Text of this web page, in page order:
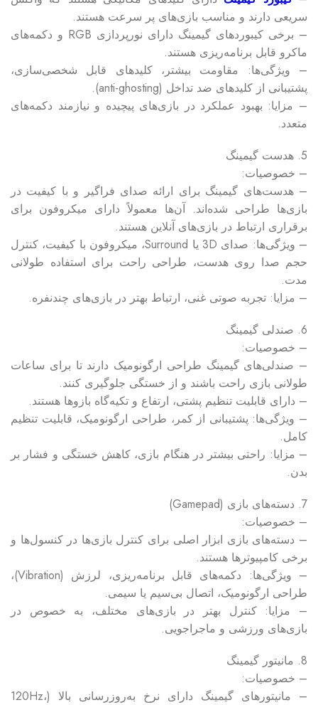
سریعی دارند و مناسب بازی‌های پر سرعت هستند.
– برخی کیبوردهای گیمینگ دارای نورپردازی RGB و دکمه‌های
ماکرو قابل برنامه‌ریزی هستند.
– ویژگی‌ها: مقاومت بیشتر، کلیدهای قابل شخصی‌سازی،
پشتیبانی از کلیدهای ضد تداخل (anti-ghosting).
– مزایا: بهبود عملکرد در بازی‌های پیچیده و نیازمند دکمه‌های
متعدد.
5. هدست گیمینگ
– خصوصیات:
– هدست‌های گیمینگ برای ارائه صدای فراگیر و با کیفیت در
بازی‌ها طراحی شده‌اند. آن‌ها معمولاً دارای میکروفون برای
برقراری ارتباط در بازی‌های آنلاین هستند.
– ویژگی‌ها: صدای 3D یا Surround، میکروفون با کیفیت، کنترل
حجم صدا روی هدست، طراحی راحت برای استفاده طولانی
مدت.
– مزایا: تجربه صوتی غنی، ارتباط بهتر در بازی‌های چندنفره.
6. صندلی گیمینگ
– خصوصیات:
– صندلی‌های گیمینگ طراحی ارگونومیک دارند تا برای ساعات
طولانی بازی راحت باشند و از خستگی جلوگیری کنند.
– دارای قابلیت تنظیم پشتی، ارتفاع و تکیه‌گاه بازوها هستند.
– ویژگی‌ها: پشتیبانی از کمر، طراحی ارگونومیک، قابلیت تنظیم
کامل.
– مزایا: راحتی بیشتر در هنگام بازی، کاهش خستگی و فشار بر
بدن.
7. دسته‌های بازی (Gamepad)
– خصوصیات:
– دسته‌های بازی ابزار اصلی برای کنترل بازی‌ها در کنسول‌ها و
برخی کامپیوترها هستند.
– ویژگی‌ها: دکمه‌های قابل برنامه‌ریزی، لرزش (Vibration)،
طراحی ارگونومیک، اتصال بی‌سیم یا سیمی.
– مزایا: کنترل بهتر در بازی‌های مختلف، به خصوص در
بازی‌های ورزشی و ماجراجویی.
8. مانیتور گیمینگ
– خصوصیات:
– مانیتورهای گیمینگ دارای نرخ به‌روزرسانی بالا (120Hz،